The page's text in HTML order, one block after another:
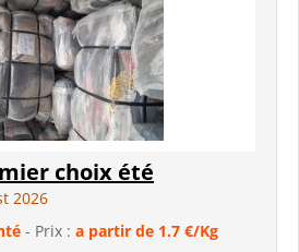
choix été
2026
- Prix : a partir de 1.7 €/Kg